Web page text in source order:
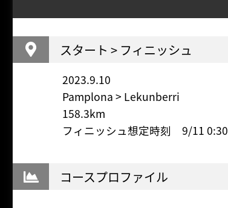
スタート > フィニッシュ
2023.9.10
Pamplona > Lekunberri
158.3km
フィニッシュ想定時刻 9/11 0:30
コースプロファイル